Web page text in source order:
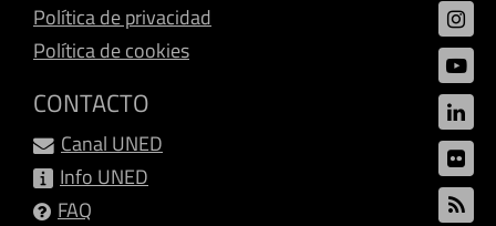
Política de privacidad
Política de cookies
CONTACTO
Canal UNED
Info UNED
FAQ